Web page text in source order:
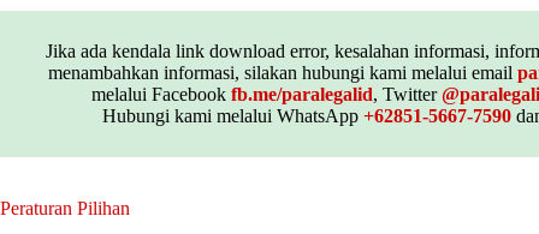
Jika ada kendala link download error, kesalahan informasi,
menambahkan informasi, silakan hubungi kami melalui email
melalui Facebook fb.me/paralegalid, Twitter
Hubungi kami melalui WhatsApp +62851-5667-7590
Peraturan Pilihan